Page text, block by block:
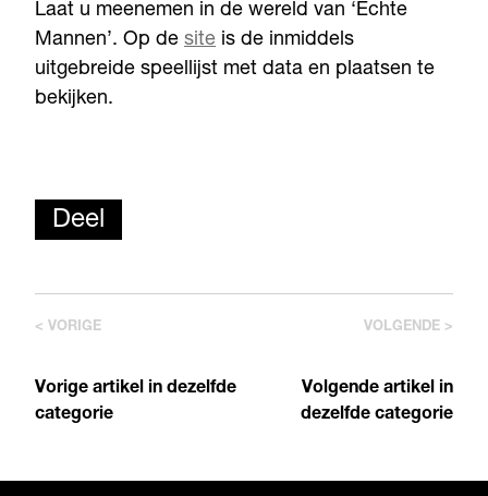
Laat u meenemen in de wereld van ‘Échte
Mannen’. Op de site is de inmiddels
uitgebreide speellijst met data en plaatsen te
bekijken.
Deel
< VORIGE
Vorige artikel in dezelfde
categorie
VOLGENDE >
Volgende artikel in
dezelfde categorie